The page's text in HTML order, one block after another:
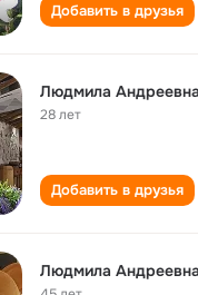
Добавить в друзья
Людмила Андреевна
28 лет
Добавить в друзья
Людмила Андреевна